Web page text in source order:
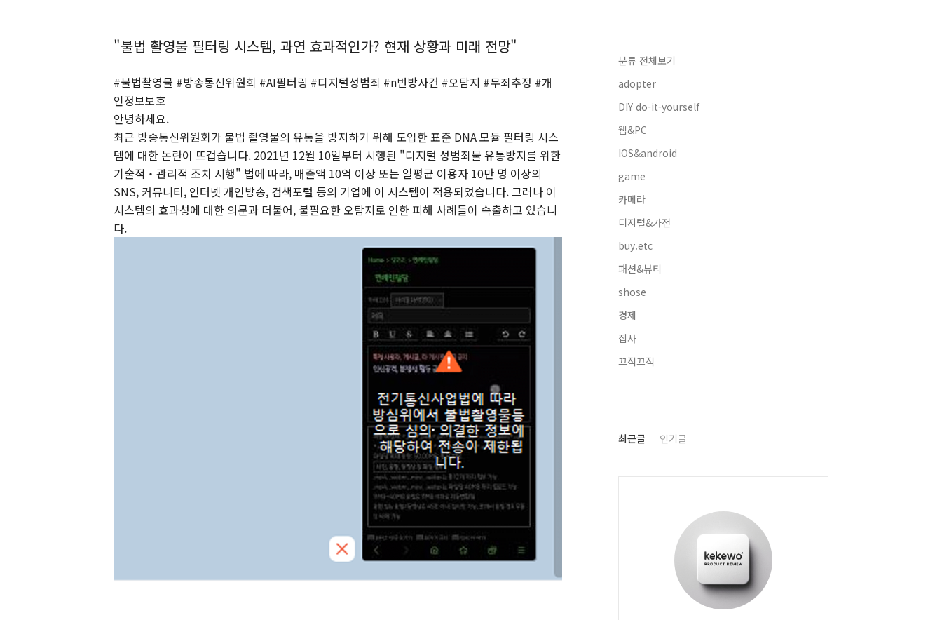
"불법 촬영물 필터링 시스템, 과연 효과적인가? 현재 상황과 미래 전망"
#불법촬영물 #방송통신위원회 #AI필터링 #디지털성범죄 #n번방사건 #오탐지 #무죄추정 #개
인정보보호
안녕하세요.
최근 방송통신위원회가 불법 촬영물의 유통을 방지하기 위해 도입한 표준 DNA 모듈 필터링 시스
템에 대한 논란이 뜨겁습니다. 2021년 12월 10일부터 시행된 "디지털 성범죄물 유통방지를 위한
기술적‧관리적 조치 시행" 법에 따라, 매출액 10억 이상 또는 일평균 이용자 10만 명 이상의
SNS, 커뮤니티, 인터넷 개인방송, 검색포털 등의 기업에 이 시스템이 적용되었습니다. 그러나 이
시스템의 효과성에 대한 의문과 더불어, 불필요한 오탐지로 인한 피해 사례들이 속출하고 있습니
다.
분류 전체보기
adopter
DIY do-it-yourself
웹&PC
IOS&android
game
카메라
디지털&가전
buy.etc
패션&뷰티
shose
경제
집사
끄적끄적
최
최근글 인기글